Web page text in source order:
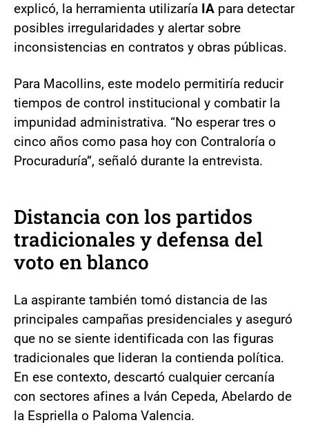
explicó, la herramienta utilizaría IA para detectar
posibles irregularidades y alertar sobre
inconsistencias en contratos y obras públicas.
Para Macollins, este modelo permitiría reducir
tiempos de control institucional y combatir la
impunidad administrativa. “No esperar tres o
cinco años como pasa hoy con Contraloría o
Procuraduría”, señaló durante la entrevista.
Distancia con los partidos
tradicionales y defensa del
voto en blanco
La aspirante también tomó distancia de las
principales campañas presidenciales y aseguró
que no se siente identificada con las figuras
tradicionales que lideran la contienda política.
En ese contexto, descartó cualquier cercanía
con sectores afines a Iván Cepeda, Abelardo de
la Espriella o Paloma Valencia.